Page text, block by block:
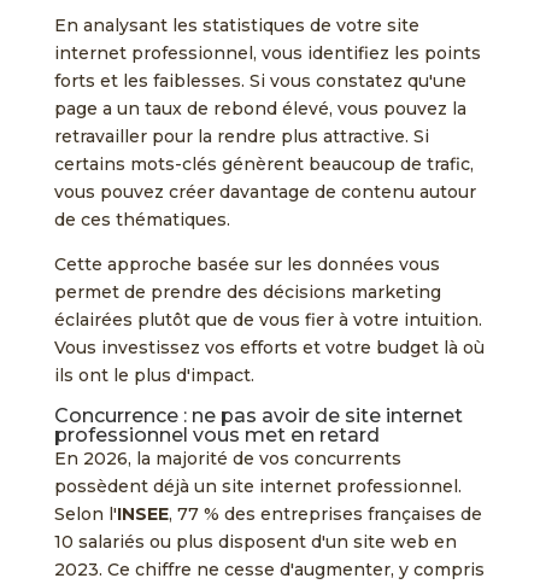
En analysant les statistiques de votre site
internet professionnel, vous identifiez les points
forts et les faiblesses. Si vous constatez qu'une
page a un taux de rebond élevé, vous pouvez la
retravailler pour la rendre plus attractive. Si
certains mots-clés génèrent beaucoup de trafic,
vous pouvez créer davantage de contenu autour
de ces thématiques.
Cette approche basée sur les données vous
permet de prendre des décisions marketing
éclairées plutôt que de vous fier à votre intuition.
Vous investissez vos efforts et votre budget là où
ils ont le plus d'impact.
Concurrence : ne pas avoir de site internet
professionnel vous met en retard
En 2026, la majorité de vos concurrents
possèdent déjà un site internet professionnel.
Selon l'INSEE, 77 % des entreprises françaises de
10 salariés ou plus disposent d'un site web en
2023. Ce chiffre ne cesse d'augmenter, y compris